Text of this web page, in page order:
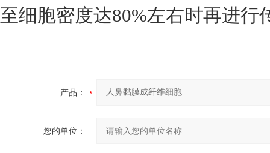
至细胞密度达80%左右时再进行
产品：
您的单位：